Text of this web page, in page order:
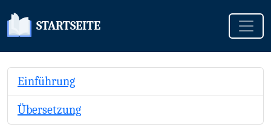
STARTSEITE
Einführung
Übersetzung